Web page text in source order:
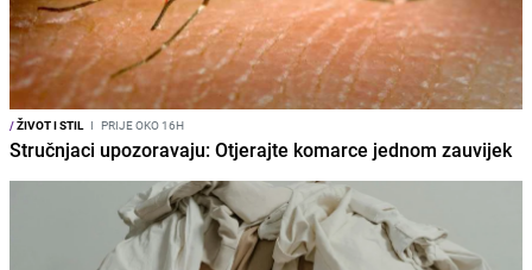
/ŽIVOT I STIL I PRIJE OKO 16H
Stručnjaci upozoravaju: Otjerajte komarce jednom zauvijek